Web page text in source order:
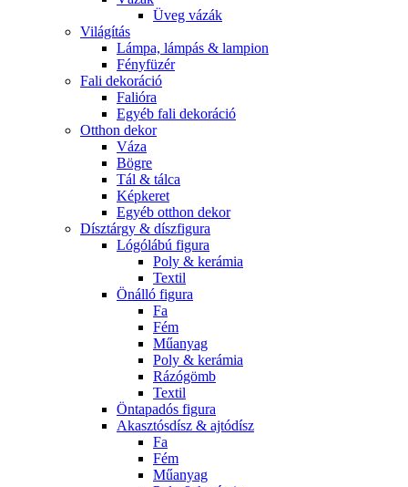
Üveg vázák
Világítás
Lámpa, lámpás & lampion
Fényfüzér
Fali dekoráció
Falióra
Egyéb fali dekoráció
Otthon dekor
Váza
Bögre
Tál & tálca
Képkeret
Egyéb otthon dekor
Dísztárgy & díszfigura
Lógólábú figura
Poly & kerámia
Textil
Önálló figura
Fa
Fém
Műanyag
Poly & kerámia
Rázógömb
Textil
Öntapadós figura
Akasztósdísz & ajtódísz
Fa
Fém
Műanyag